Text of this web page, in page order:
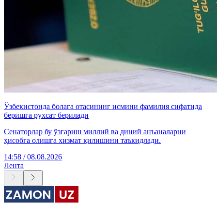
Ўзбекистонда болага отасининг исмини фамилия сифатида
беришга рухсат берилади
Сенаторлар бу ўзгариш миллий ва диний анъаналарни
ҳисобга олишга хизмат қилишини таъкидлади.
14:58 / 08.08.2026
Лента